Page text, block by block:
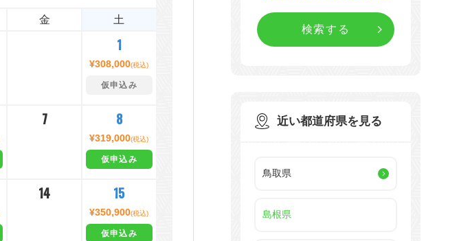
金 土
1
¥308,000(税込)
仮申込み
7 8
¥319,000(税込)
仮申込み
14 15
¥350,900(税込)
仮申込み
近い都道府県を見る
鳥取県
島根県